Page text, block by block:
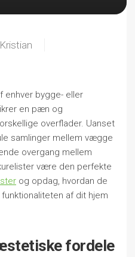
Kristian
enhver bygge- eller
en pæn og
overflader. Uanset
samlinger mellem vægge
overgang mellem
være den perfekte
og opdag, hvordan de
af dit hjem
fordele